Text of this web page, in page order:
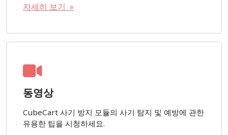
자세히 보기 »
동영상
CubeCart 사기 방지 모듈의 사기 탐지 및 예방에 관한
유용한 팁을 시청하세요.